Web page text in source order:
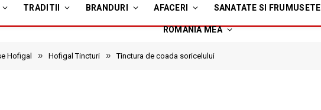
TRADITII BRANDURI AFACERI SANATATE SI FRUMUSETE
ROMANIA MEA
Hofigal » Hofigal Tincturi » Tinctura de coada soricelului